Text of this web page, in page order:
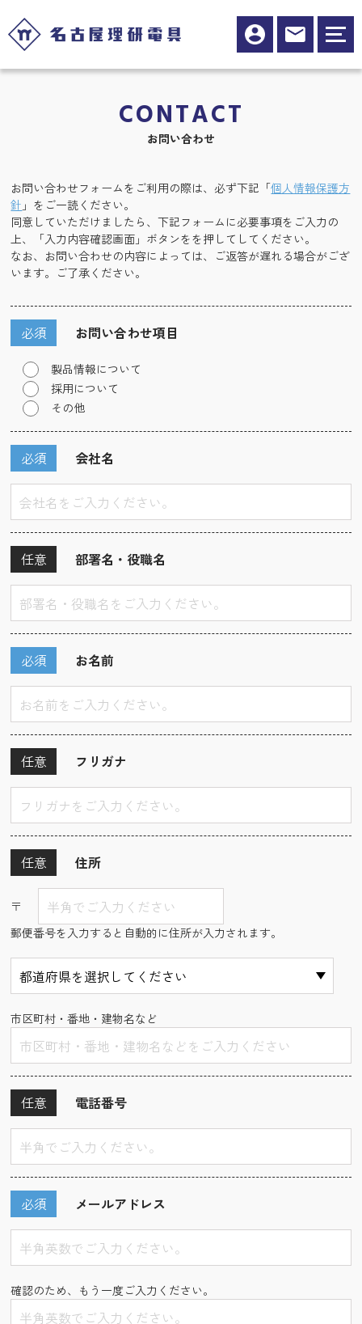
CONTACT
お問い合わせ
お問い合わせフォームをご利用の際は、必ず下記「個人情報保護方
針 」をご一読ください。
同意していただけましたら、下記フォームに必要事項をご入力の
上、「入力内容確認画面」ボタンをを押してしてください。
なお、お問い合わせの内容によっては、ご返答が遅れる場合がござ
います。ご了承ください。
お問い合わせ項目
必須
製品情報について
採用について
その他
会社名
必須
部署名・役職名
任意
お名前
必須
フリガナ
任意
住所
任意
〒
郵便番号を入力すると自動的に住所が入力されます。
市区町村・番地・建物名など
電話番号
任意
メールアドレス
必須
確認のため、もう一度ご入力ください。